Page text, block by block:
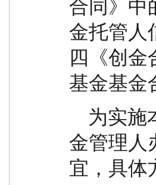
合同》中
金托管人
四《创金
基金基金
金管理人
宜，具体